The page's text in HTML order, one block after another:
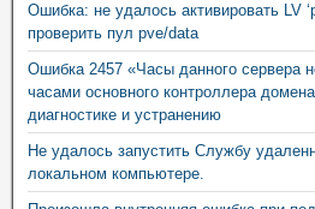
Ошибка: не удалось активировать LV
проверить пул pve/data
Ошибка 2457 «Часы данного сервера
часами основного контроллера
диагностике и устранению
Не удалось запустить Службу
локальном компьютере.